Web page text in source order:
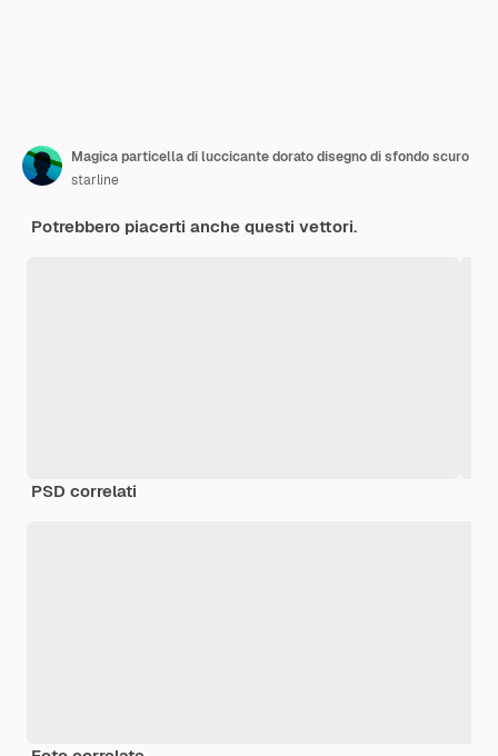
Magica particella di luccicante dorato disegno di sfondo scuro
starline
Potrebbero piacerti anche questi vettori.
PSD correlati